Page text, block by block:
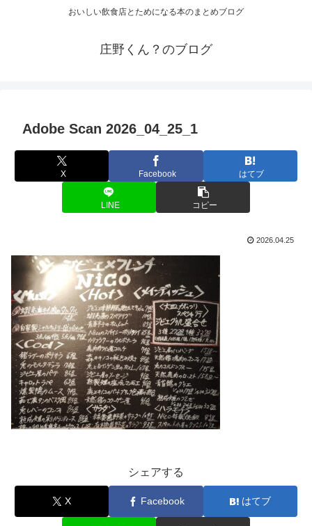
おいしい飲食店とためになる本のまとめブログ
庄野くん？のブログ
Adobe Scan 2026_04_25_1
X Facebook はてブ
LINE コピー
2026.04.25
シェアする
X Facebook はてブ